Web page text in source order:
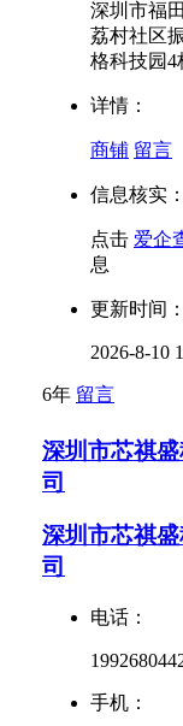
深圳市福
荔村社区
格科技园4
详情：
商铺 留言
信息核实：
点击 爱企
息
更新时间：
2026-8-10
6年 留言
深圳市芯祺
司
深圳市芯祺
司
电话：
手机：